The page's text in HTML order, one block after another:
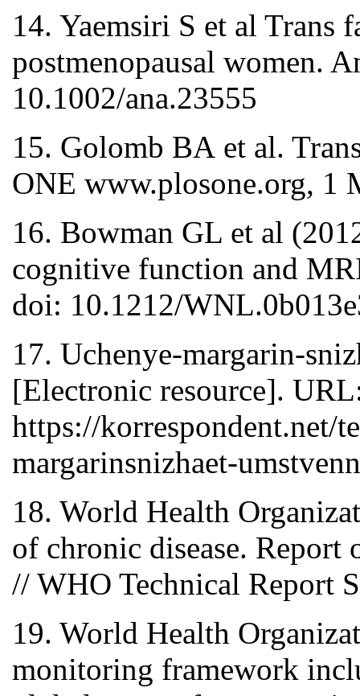
14. Yaemsiri S et al Trans
postmenopausal women.
10.1002/ana.23555
15. Golomb BА et al.
ONE www.plosone.org, 1
16. Bowman GL et al
cognitive function and
doi: 10.1212/
17. Uchenye-margarin-
[Electronic resource].
https://korrespondent.net/
margarinsnizhaet-
18. World Health
of chronic disease.
// WHO Technical Report
19. World Health
monitoring framework